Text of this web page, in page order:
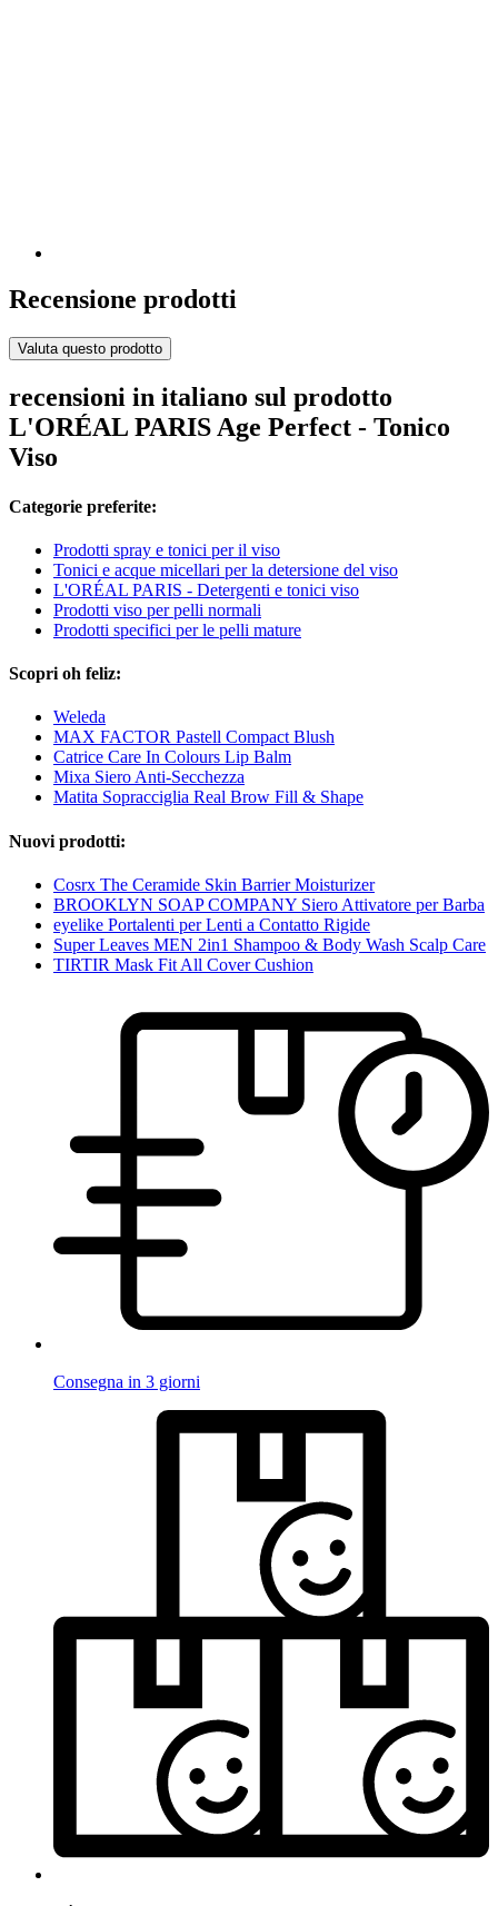
Recensione prodotti
Valuta questo prodotto
recensioni in italiano sul prodotto
L'ORÉAL PARIS Age Perfect - Tonico
Viso
Categorie preferite:
Prodotti spray e tonici per il viso
Tonici e acque micellari per la detersione del viso
L'ORÉAL PARIS - Detergenti e tonici viso
Prodotti viso per pelli normali
Prodotti specifici per le pelli mature
Scopri oh feliz:
Weleda
MAX FACTOR Pastell Compact Blush
Catrice Care In Colours Lip Balm
Mixa Siero Anti-Secchezza
Matita Sopracciglia Real Brow Fill & Shape
Nuovi prodotti:
Cosrx The Ceramide Skin Barrier Moisturizer
BROOKLYN SOAP COMPANY Siero Attivatore per Barba
eyelike Portalenti per Lenti a Contatto Rigide
Super Leaves MEN 2in1 Shampoo & Body Wash Scalp Care
TIRTIR Mask Fit All Cover Cushion
Consegna in 3 giorni